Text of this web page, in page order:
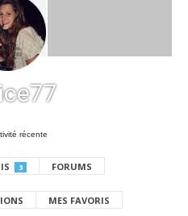
récente
3 FORUMS
MES FAVORIS